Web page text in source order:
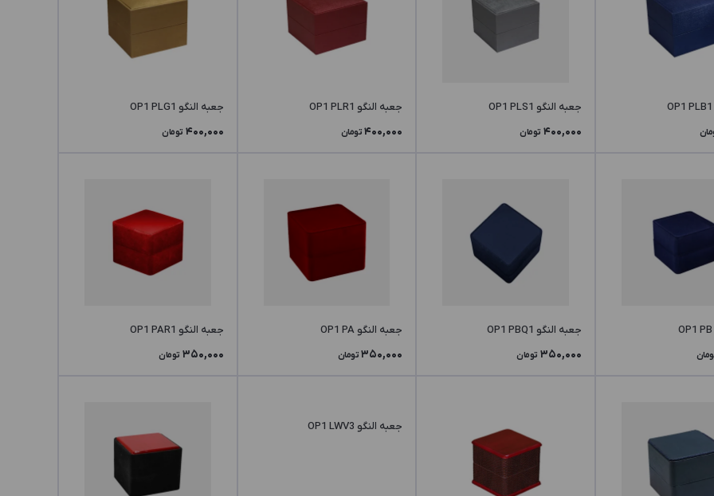
جعبه النگو OP1 PLS1
400,000 تومان
جعبه النگو OP1 PLR1
400,000 تومان
جعبه النگو OP1 PLG1
400,000 تومان
جعبه النگو OP1 PBQ1
350,000 تومان
جعبه النگو OP1 PA
350,000 تومان
جعبه النگو OP1 PAR1
350,000 تومان
جعبه النگو OP1 LWV3